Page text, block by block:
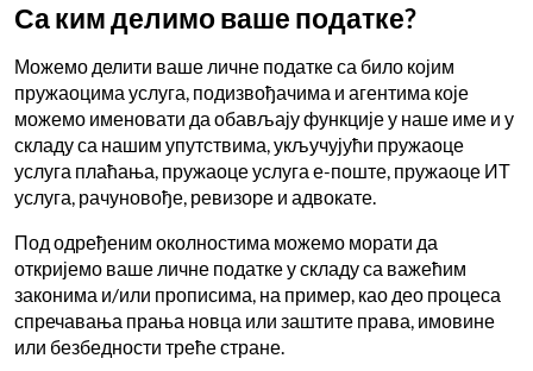
Са ким делимо ваше податке?
Можемо делити ваше личне податке са било којим
пружаоцима услуга, подизвођачима и агентима које
можемо именовати да обављају функције у наше име и у
складу са нашим упутствима, укључујући пружаоце
услуга плаћања, пружаоце услуга е-поште, пружаоце ИТ
услуга, рачуновође, ревизоре и адвокате.
Под одређеним околностима можемо морати да
откријемо ваше личне податке у складу са важећим
законима и/или прописима, на пример, као део процеса
спречавања прања новца или заштите права, имовине
или безбедности треће стране.